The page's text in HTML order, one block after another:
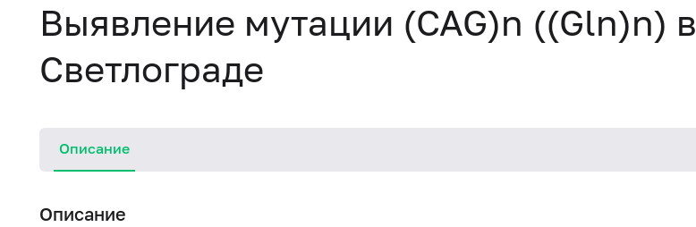
Выявление мутации (CAG)n ((Gln)n) в
Светлограде
Описание
Описание